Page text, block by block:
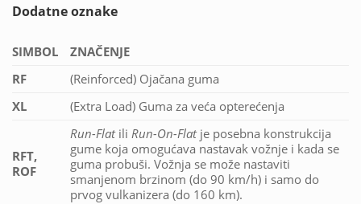
Dodatne oznake
SIMBOL
ZNAČENJE
RF
(Reinforced) Ojačana guma
XL
(Extra Load) Guma za veća opterećenja
RFT,
ROF
Run-FlatiliRun-On-Flatje posebna konstrukcija
gume koja omogućava nastavak vožnje i kada se
guma probuši. Vožnja se može nastaviti
smanjenom brzinom (do 90 km/h) i samo do
prvog vulkanizera (do 160 km).